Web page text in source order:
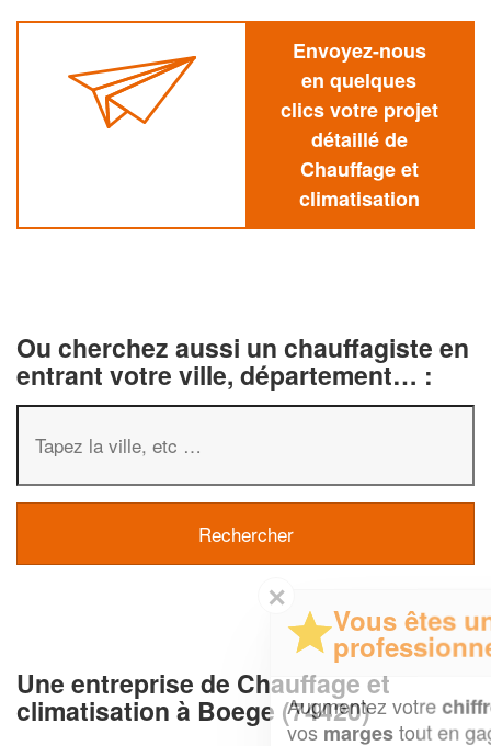
Envoyez-nous
en quelques
clics votre projet
détaillé de
Chauffage et
climatisation
Ou cherchez aussi un chauffagiste en
entrant votre ville, département… :
Une entreprise de Chauffage et
climatisation à Boege (74420)
Vous êtes un
professionnel ?
Augmentez votrechiffre d'affaireset
tout en gagnant de